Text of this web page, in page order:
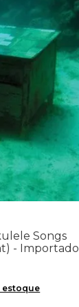
Songs
- Importado
estoque